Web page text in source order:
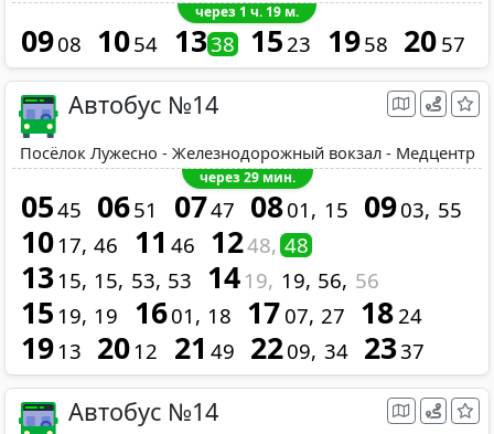
через 1 ч. 19 м.
0908 1054 1338 15 23 1958 20 57
Автобус №14
Посёлок Лужесно - Железнодорожный вокзал - Медцентр
через 29 мин.
0545 0651 0747 0801 15 0903 55
10 17 46 11 46 1248 48
13 15 15 53 53 14 19 19 56 56
15 19 19 1601 18 17 07 27 18 24
19 13 20 12 21 49 2209 34 2337
Автобус №14